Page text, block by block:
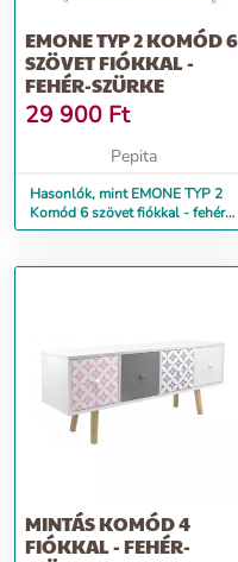
EMONE TYP 2 KOMÓD 6
SZÖVET FIÓKKAL -
FEHÉR-SZÜRKE
29 900 Ft
Pepita
Hasonlók, mint EMONE TYP 2
Komód 6 szövet fiókkal - fehér-
szürke
MINTÁS KOMÓD 4
FIÓKKAL - FEHÉR-